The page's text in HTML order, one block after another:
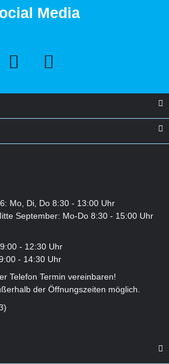
Media
Mo, Di, Do 8:30 - 13:00 Uhr
September: Mo-Do 8:30 - 15:00 Uhr
- 12:30 Uhr
- 14:30 Uhr
Telefon Termin vereinbaren!
der Öffnungszeiten möglich.